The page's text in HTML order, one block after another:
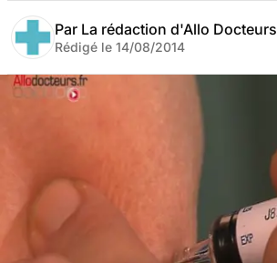
Par La rédaction d'Allo Docteurs
Rédigé le 14/08/2014